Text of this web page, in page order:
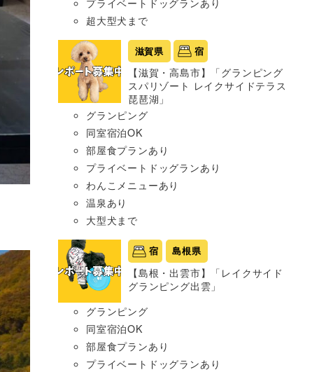
超大型犬まで
滋賀県 宿
【滋賀・高島市】「グランピング
スパリゾート レイクサイドテラス
琵琶湖」
グランピング
同室宿泊OK
部屋食プランあり
プライベートドッグランあり
わんこメニューあり
温泉あり
大型犬まで
宿 島根県
【島根・出雲市】「レイクサイド
グランピング出雲」
グランピング
同室宿泊OK
部屋食プランあり
プライベートドッグランあり